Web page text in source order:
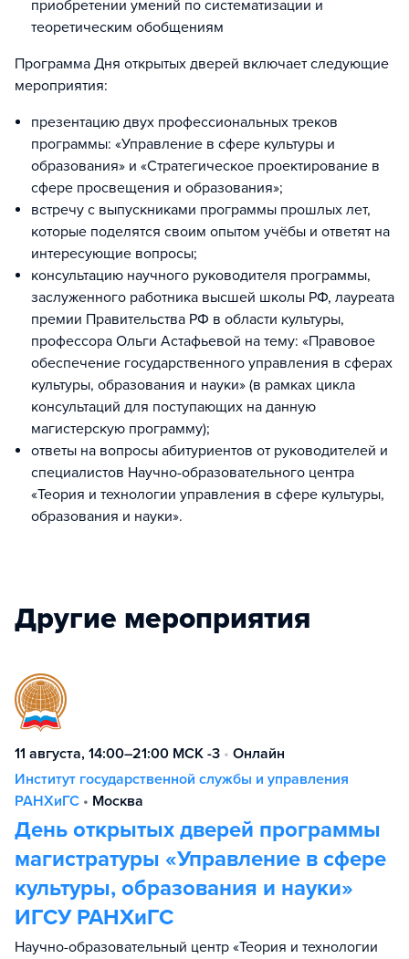
приобретении умений по систематизации и
теоретическим обобщениям
Программа Дня открытых дверей включает следующие
мероприятия:
презентацию двух профессиональных треков
программы: «Управление в сфере культуры и
образования» и «Стратегическое проектирование в
сфере просвещения и образования»;
встречу с выпускниками программы прошлых лет,
которые поделятся своим опытом учёбы и ответят на
интересующие вопросы;
консультацию научного руководителя программы,
заслуженного работника высшей школы РФ, лауреата
премии Правительства РФ в области культуры,
профессора Ольги Астафьевой на тему: «Правовое
обеспечение государственного управления в сферах
культуры, образования и науки» (в рамках цикла
консультаций для поступающих на данную
магистерскую программу);
ответы на вопросы абитуриентов от руководителей и
специалистов Научно-образовательного центра
«Теория и технологии управления в сфере культуры,
образования и науки».
Другие мероприятия
11 августа, 14:00–21:00 МСК -3 • Онлайн
Институт государственной службы и управления
РАНХиГС • Москва
День открытых дверей программы
магистратуры «Управление в сфере
культуры, образования и науки»
ИГСУ РАНХиГС
Научно-образовательный центр «Теория и технологии